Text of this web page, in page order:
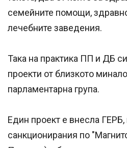
семейните помощи,
лечебните заведения.
Така на практика ПП и ДБ
проекти от близкото
парламентарна група.
Един проект е внесла
санкционирания по